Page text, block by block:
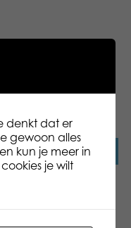
Lees verder
plush
denkt dat er
gewoon alles
kun je meer in
je wilt